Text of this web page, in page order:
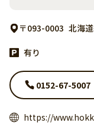
〒093-0003 北海
有り
0152-67-5007
https://